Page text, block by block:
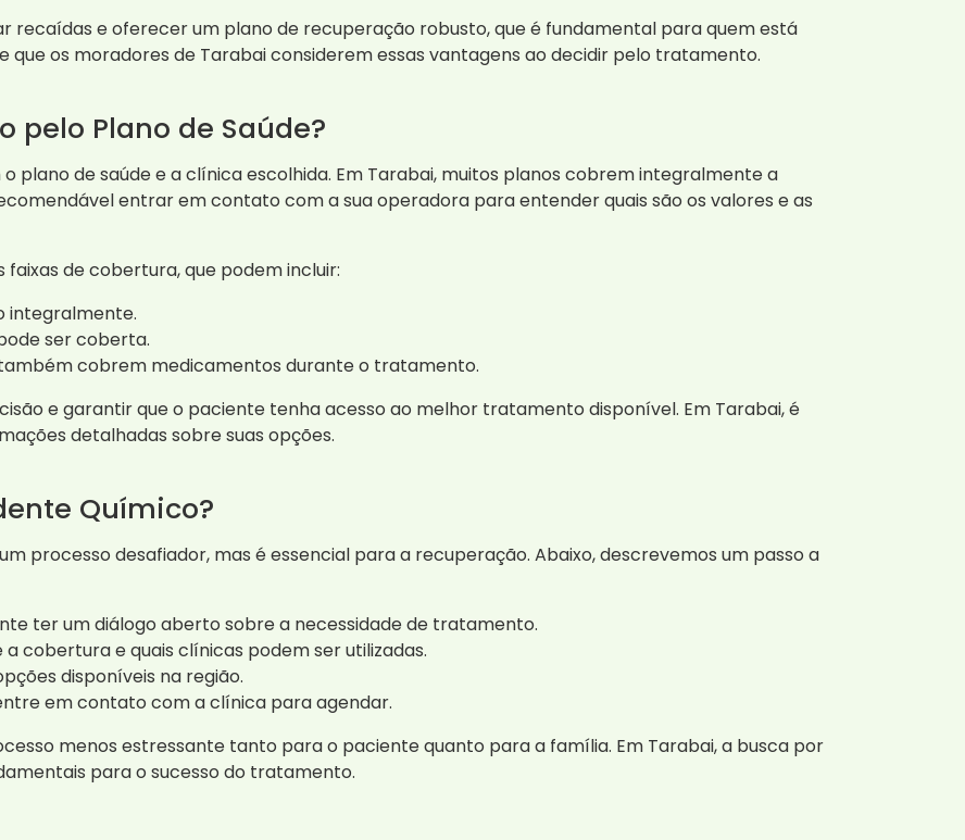
recaídas e oferecer um plano de recuperação robusto, que é fundamental para quem está
os moradores de Tarabai considerem essas vantagens ao decidir pelo tratamento.
pelo Plano de Saúde?
plano de saúde e a clínica escolhida. Em Tarabai, muitos planos cobrem integralmente a
entrar em contato com a sua operadora para entender quais são os valores e as
de cobertura, que podem incluir:
integralmente.
ser coberta.
cobrem medicamentos durante o tratamento.
e garantir que o paciente tenha acesso ao melhor tratamento disponível. Em Tarabai, é
detalhadas sobre suas opções.
Químico?
processo desafiador, mas é essencial para a recuperação. Abaixo, descrevemos um passo a
ter um diálogo aberto sobre a necessidade de tratamento.
a cobertura e quais clínicas podem ser utilizadas.
disponíveis na região.
em contato com a clínica para agendar.
menos estressante tanto para o paciente quanto para a família. Em Tarabai, a busca por
para o sucesso do tratamento.